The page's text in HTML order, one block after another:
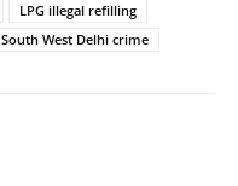
LPG illegal refilling
South West Delhi crime